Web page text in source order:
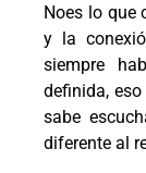
Noes lo que
y la
siempre
definida,
sabe
diferente al